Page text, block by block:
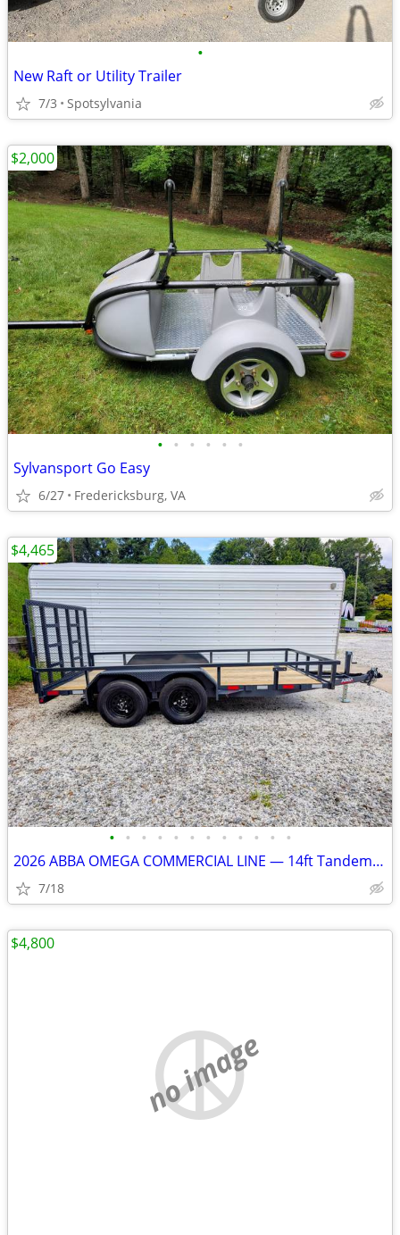
•
New Raft or Utility Trailer
7/3 Spotsylvania
• • • • • •
Sylvansport Go Easy
6/27 Fredericksburg, VA
$2,000
• • • • • • • • • • • •
2026 ABBA OMEGA COMMERCIAL LINE — 14ft Tandem Axle Utility Trailer
7/18
$4,465
no image
$4,800